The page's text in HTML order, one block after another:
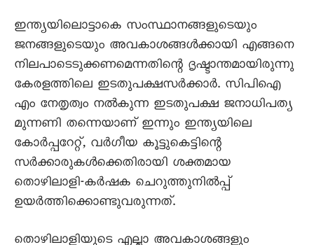
ഇന്ത്യയിലൊട്ടാകെ സംസ്ഥാനങ്ങളുടെയും
ജനങ്ങളുടെയും അവകാശങ്ങൾക്കായി എങ്ങനെ
നിലപാടെടുക്കണമെന്നതിന്റെ ദൃഷ്ടാന്തമായിരുന്നു
കേരളത്തിലെ ഇടതുപക്ഷസർക്കാർ. സിപിഐ
എം നേതൃത്വം നൽകുന്ന ഇടതുപക്ഷ ജനാധിപത്യ
മുന്നണി തന്നെയാണ് ഇന്നും ഇന്ത്യയിലെ
കോർപ്പറേറ്റ്, വർഗീയ കൂട്ടുകെട്ടിന്റെ
സർക്കാരുകൾക്കെതിരായി ശക്തമായ
തൊഴിലാളി-കർഷക ചെറുത്തുനിൽപ്പ്
ഉയർത്തിക്കൊണ്ടുവരുന്നത്.
തൊഴിലാളിയുടെ എല്ലാ അവകാശങ്ങളും